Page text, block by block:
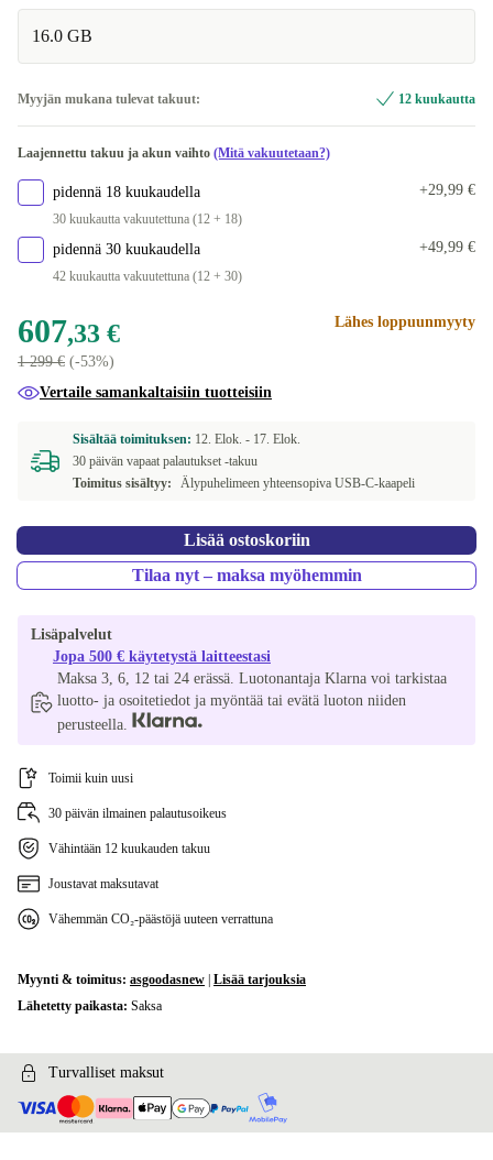
16.0 GB
Myyjän mukana tulevat takuut: 12 kuukautta
Laajennettu takuu ja akun vaihto (Mitä vakuutetaan?)
pidennä 18 kuukaudella
30 kuukautta vakuutettuna (12 + 18)
+29,99 €
pidennä 30 kuukaudella
42 kuukautta vakuutettuna (12 + 30)
+49,99 €
607,33 €
1 299 € (-53%)
Lähes loppuunmyyty
Vertaile samankaltaisiin tuotteisiin
Sisältää toimituksen: 12. Elok. - 17. Elok.
30 päivän vapaat palautukset -takuu
Toimitus sisältyy:
Älypuhelimeen yhteensopiva USB-C-kaapeli
Lisää ostoskoriin
Tilaa nyt – maksa myöhemmin
Lisäpalvelut
Jopa 500 € käytetystä laitteestasi
Maksa 3, 6, 12 tai 24 erässä. Luotonantaja Klarna voi tarkistaa
luotto- ja osoitetiedot ja myöntää tai evätä luoton niiden
perusteella.
Toimii kuin uusi
30 päivän ilmainen palautusoikeus
Vähintään 12 kuukauden takuu
Joustavat maksutavat
Vähemmän CO₂-päästöjä uuteen verrattuna
Myynti & toimitus: asgoodasnew Lisää tarjouksia
Lähetetty paikasta: Saksa
Turvalliset maksut